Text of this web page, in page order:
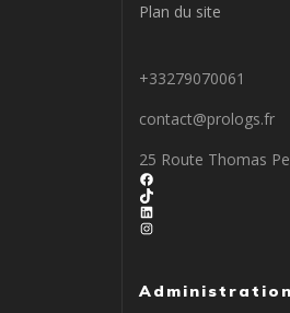
Plan du site
+33279070061
contact@prologs.fr
25 Route Thomas
Facebook
TikTok
LinkedIn
Instagram
Administration